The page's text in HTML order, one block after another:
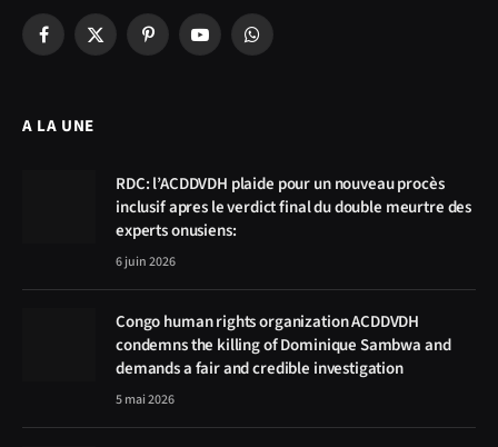
Facebook
X
PinterestYouTubeWhatsApp
A LA UNE
RDC: l’ACDDVDH plaide pour un nouveau procès
inclusif apres le verdict final du double meurtre des
experts onusiens:
6 juin 2026
Congo human rights organization ACDDVDH
condemns the killing of Dominique Sambwa and
demands a fair and credible investigation
5 mai 2026